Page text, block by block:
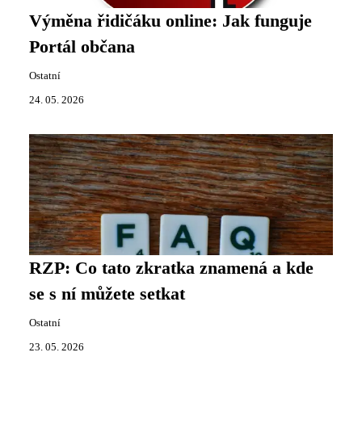
Výměna řidičáku online: Jak funguje
Portál občana
Ostatní
24. 05. 2026
RZP: Co tato zkratka znamená a kde
se s ní můžete setkat
Ostatní
23. 05. 2026